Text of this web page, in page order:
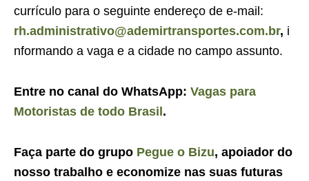
currículo para o seguinte endereço de e-mail:
rh.administrativo@ademirtransportes.com.br, i
nformando a vaga e a cidade no campo assunto.
Entre no canal do WhatsApp: Vagas para
Motoristas de todo Brasil .
Faça parte do grupo Pegue o Bizu, apoiador do
nosso trabalho e economize nas suas futuras